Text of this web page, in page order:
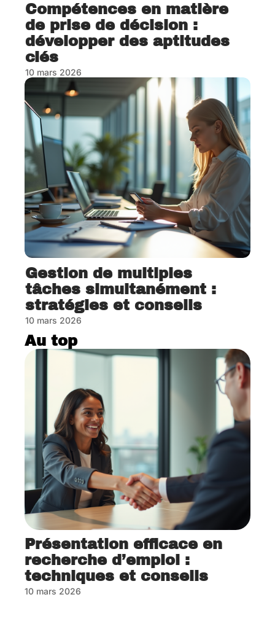
Compétences en matière
de prise de décision :
développer des aptitudes
clés
10 mars 2026
Gestion de multiples
tâches simultanément :
stratégies et conseils
10 mars 2026
Au top
Présentation efficace en
recherche d’emploi :
techniques et conseils
10 mars 2026